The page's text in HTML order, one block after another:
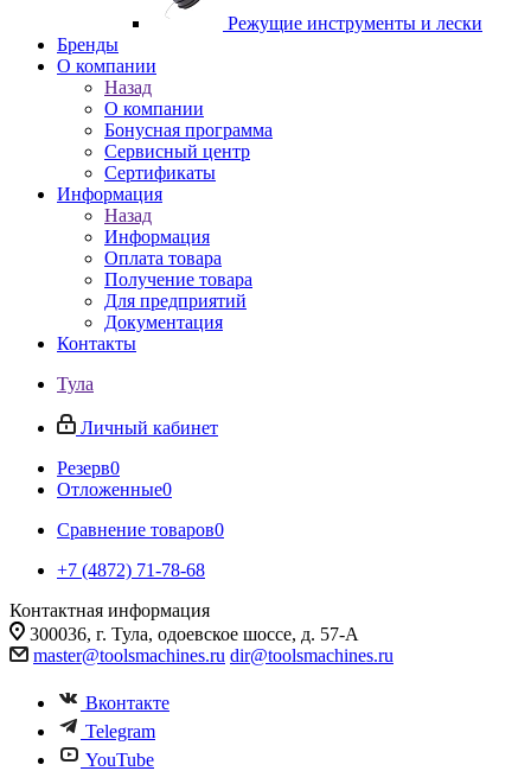
Режущие инструменты и лески
Бренды
О компании
Назад
О компании
Бонусная программа
Сервисный центр
Сертификаты
Информация
Назад
Информация
Оплата товара
Получение товара
Для предприятий
Документация
Контакты
Тула
Личный кабинет
Резерв0
Отложенные0
Сравнение товаров0
+7 (4872) 71-78-68
Контактная информация
300036, г. Тула, одоевское шоссе, д. 57-А
master@toolsmachines.ru dir@toolsmachines.ru
Вконтакте
Telegram
YouTube